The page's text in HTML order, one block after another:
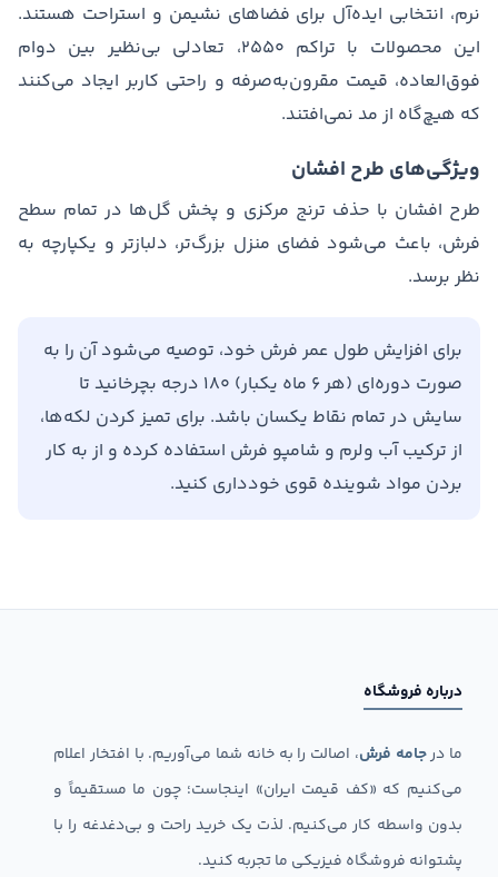
نرم، انتخابی ایده‌آل برای فضاهای نشیمن و استراحت هستند.
این محصولات با تراکم ۲۵۵۰، تعادلی بی‌نظیر بین دوام
فوق‌العاده، قیمت مقرون‌به‌صرفه و راحتی کاربر ایجاد می‌کنند
که هیچ‌گاه از مد نمی‌افتند.
ویژگی‌های طرح افشان
طرح افشان با حذف ترنج مرکزی و پخش گل‌ها در تمام سطح
فرش، باعث می‌شود فضای منزل بزرگ‌تر، دلبازتر و یکپارچه به
نظر برسد.
برای افزایش طول عمر فرش خود، توصیه می‌شود آن را به
صورت دوره‌ای (هر ۶ ماه یکبار) ۱۸۰ درجه بچرخانید تا
سایش در تمام نقاط یکسان باشد. برای تمیز کردن لکه‌ها،
از ترکیب آب ولرم و شامپو فرش استفاده کرده و از به کار
بردن مواد شوینده قوی خودداری کنید.
درباره فروشگاه
ما درجامه فرش، اصالت را به خانه شما می‌آوریم. با افتخار اعلام
می‌کنیم که «کف قیمت ایران» اینجاست؛ چون ما مستقیماً و
بدون واسطه کار می‌کنیم. لذت یک خرید راحت و بی‌دغدغه را با
پشتوانه فروشگاه فیزیکی ما تجربه کنید.